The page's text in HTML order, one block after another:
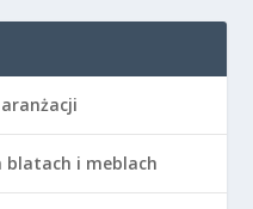
blatach i meblach